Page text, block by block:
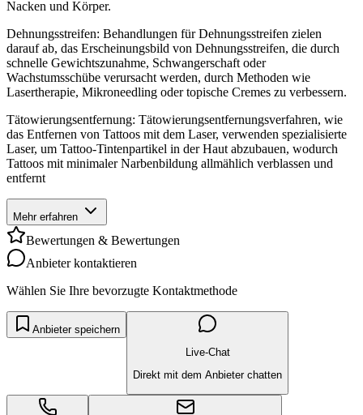
Nacken und Körper.
Dehnungsstreifen: Behandlungen für Dehnungsstreifen zielen
darauf ab, das Erscheinungsbild von Dehnungsstreifen, die durch
schnelle Gewichtszunahme, Schwangerschaft oder
Wachstumsschübe verursacht werden, durch Methoden wie
Lasertherapie, Mikroneedling oder topische Cremes zu verbessern.
Tätowierungsentfernung: Tätowierungsentfernungsverfahren, wie
das Entfernen von Tattoos mit dem Laser, verwenden spezialisierte
Laser, um Tattoo-Tintenpartikel in der Haut abzubauen, wodurch
Tattoos mit minimaler Narbenbildung allmählich verblassen und
entfernt
Mehr erfahren
Bewertungen & Bewertungen
Anbieter kontaktieren
Wählen Sie Ihre bevorzugte Kontaktmethode
Anbieter speichern
Live-Chat
Direkt mit dem Anbieter chatten